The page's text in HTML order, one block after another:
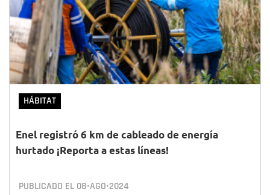
HÁBITAT
Enel registró 6 km de cableado de energía
hurtado ¡Reporta a estas líneas!
PUBLICADO EL 08•AGO•2024